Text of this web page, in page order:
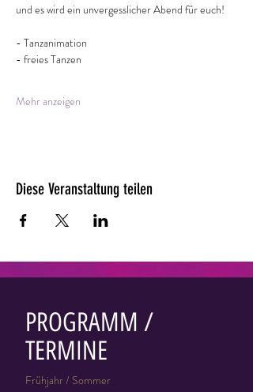
und es wird ein unvergesslicher Abend für euch!
- Tanzanimation
- freies Tanzen
Mehr anzeigen
Diese Veranstaltung teilen
PROGRAMM /
TERMINE
Frühjahr / Sommer